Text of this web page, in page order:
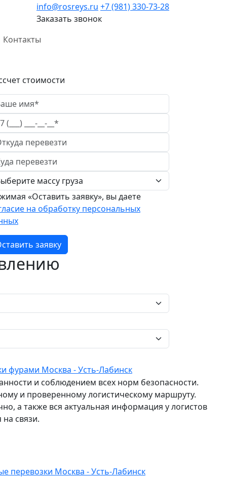
info@rosreys.ru +7 (981) 330-73-28
Заказать звонок
Контакты
стоимости
«Оставить заявку», вы даете
на обработку персональных
заявку
фурами Москва - Усть-Лабинск
и соблюдением всех норм безопасности.
и проверенному логистическому маршруту.
а также вся актуальная информация у логистов
связи.
перевозки Москва - Усть-Лабинск